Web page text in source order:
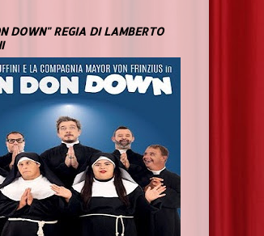
DOWN" REGIA DI LAMBERTO